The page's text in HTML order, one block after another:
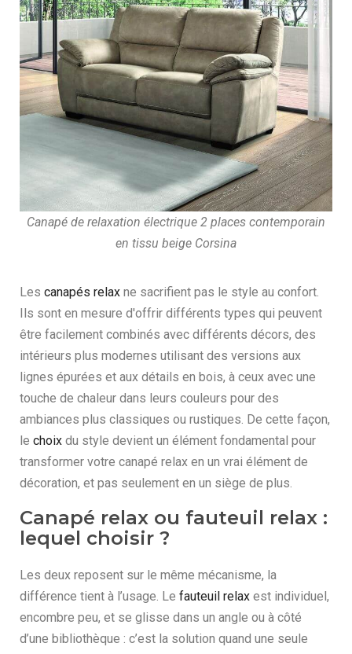
Canapé de relaxation électrique 2 places contemporain
en tissu beige Corsina
Les canapés relax ne sacrifient pas le style au confort.
Ils sont en mesure d'offrir différents types qui peuvent
être facilement combinés avec différents décors, des
intérieurs plus modernes utilisant des versions aux
lignes épurées et aux détails en bois, à ceux avec une
touche de chaleur dans leurs couleurs pour des
ambiances plus classiques ou rustiques. De cette façon,
le choix du style devient un élément fondamental pour
transformer votre canapé relax en un vrai élément de
décoration, et pas seulement en un siège de plus.
Canapé relax ou fauteuil relax :
lequel choisir ?
Les deux reposent sur le même mécanisme, la
différence tient à l’usage. Le fauteuil relax est individuel,
encombre peu, et se glisse dans un angle ou à côté
d’une bibliothèque : c’est la solution quand une seule